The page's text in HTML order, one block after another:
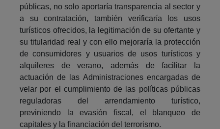
públicas, no solo aportaría transparencia al sector y
a su contratación, también verificaría los usos
turísticos ofrecidos, la legitimación de su ofertante y
su titularidad real y con ello mejoraría la protección
de consumidores y usuarios de usos turísticos y
alquileres de verano, además de facilitar la
actuación de las Administraciones encargadas de
velar por el cumplimiento de las políticas públicas
reguladoras del arrendamiento turístico,
previniendo la evasión fiscal, el blanqueo de
capitales y la financiación del terrorismo.